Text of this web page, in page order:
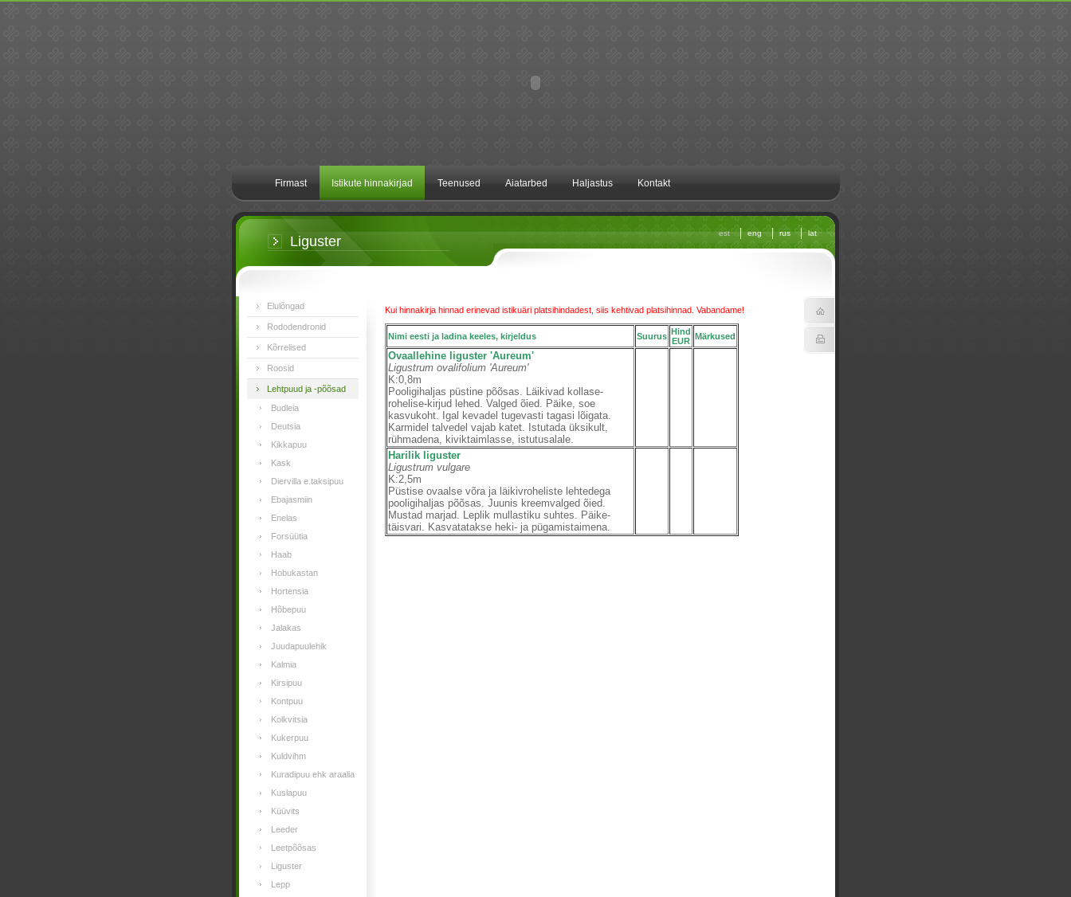
Firmast Istikute hinnakirjad Teenused Aiatarbed Haljastus Kontakt
Liguster
est eng rus lat
Elulõngad
Rododendronid
Kõrrelised
Roosid
Lehtpuud ja -põõsad
Budleia
Deutsia
Kikkapuu
Kask
Diervilla e.taksipuu
Ebajasmiin
Enelas
Forsüütia
Haab
Hobukastan
Hortensia
Hõbepuu
Jalakas
Juudapuulehik
Kalmia
Kirsipuu
Kontpuu
Kolkvitsia
Kukerpuu
Kuldvihm
Kuradipuu ehk araalia
Kuslapuu
Küüvits
Leeder
Leetpõõsas
Liguster
Lepp
Kui hinnakirja hinnad erinevad istikuäri platsihindadest, siis kehtivad platsihinnad. Vabandame!
Nimi eesti ja ladina keeles, kirjeldus Suurus Hind
EUR Märkused
Ovaallehine liguster 'Aureum'
Ligustrum ovalifolium 'Aureum'
K:0,8m
Pooligihaljas püstine põõsas. Läikivad kollase-
rohelise-kirjud lehed. Valged õied. Päike, soe
kasvukoht. Igal kevadel tugevasti tagasi lõigata.
Karmidel talvedel vajab katet. Istutada üksikult,
rühmadena, kiviktaimlasse, istutusalale.
Harilik liguster
Ligustrum vulgare
K:2,5m
Püstise ovaalse võra ja läikivroheliste lehtedega
pooligihaljas põõsas. Juunis kreemvalged õied.
Mustad marjad. Leplik mullastiku suhtes. Päike-
täisvari. Kasvatatakse heki- ja pügamistaimena.